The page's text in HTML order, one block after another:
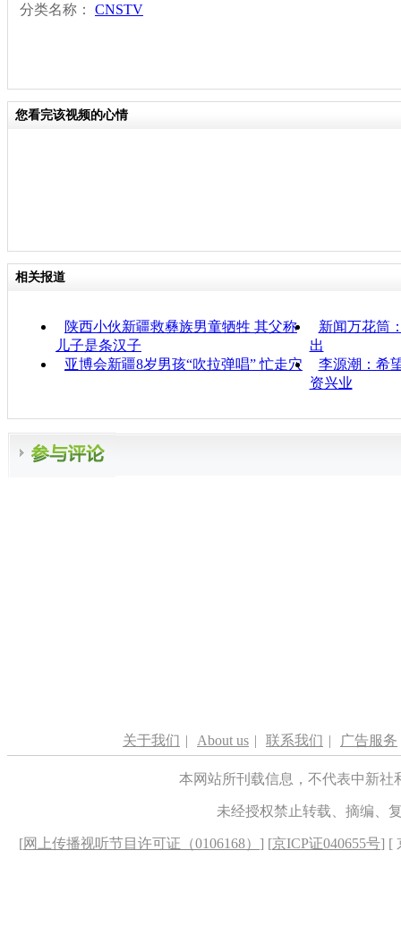
分类名称： CNSTV
您看完该视频的心情
相关报道
陕西小伙新疆救彝族男童牺牲 其父称
儿子是条汉子
新闻万花筒
出
亚博会新疆8岁男孩“吹拉弹唱” 忙走穴
李源潮：希
资兴业
关于我们 | About us | 联系我们 | 广告服务
本网站所刊载信息，不代表中新
未经授权禁止转载、摘编、
[网上传播视听节目许可证（0106168） ] [京ICP证040655号] [